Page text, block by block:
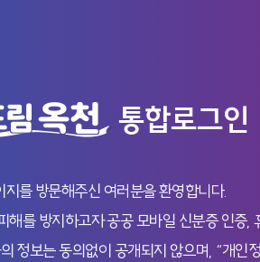
통합로그인
지를 방문해주신 여러분을 환영합니다.
를 방지하고자 공공 모바일 신분증 인
정보는 동의없이 공개되지 않으며, “개인